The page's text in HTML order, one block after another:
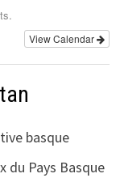
View Calendar
basque
du Pays Basque